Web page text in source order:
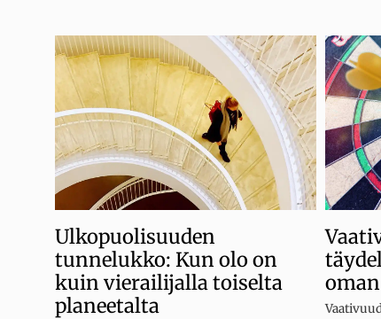
Ulkopuolisuuden
tunnelukko: Kun olo on
kuin vierailijalla toiselta
planeetalta